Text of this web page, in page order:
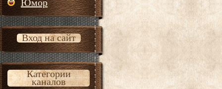
Юмор
Вход на сайт
Категории
каналов